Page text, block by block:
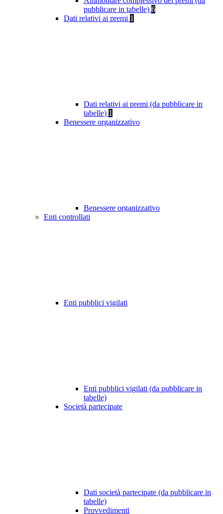
pubblicare in tabelle) 6
Dati relativi ai premi 1
Dati relativi ai premi (da pubblicare in
tabelle) 1
Benessere organizzativo
Benessere organizzativo
Enti controllati
Enti pubblici vigilati
Enti pubblici vigilati (da pubblicare in
tabelle)
Società partecipate
Dati società partecipate (da pubblicare in
tabelle)
Provvedimenti